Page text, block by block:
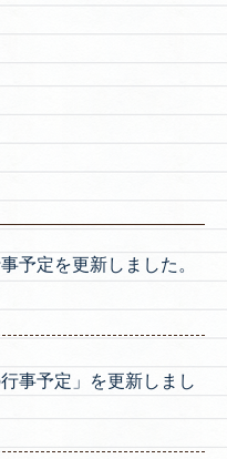
予定を更新しました。
事予定」を更新しまし